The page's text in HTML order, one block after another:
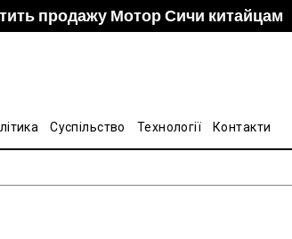
продажу Мотор Сичи китайцам
китайской Подкомиссии по
Group подали новую заявку в
стальные трубы из Китая
Суспільство Технології Контакти